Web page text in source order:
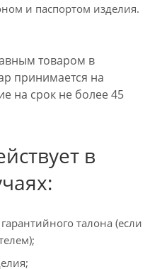
и паспортом изделия.
товаром в
принимается на
на срок не более 45
в
талона (если